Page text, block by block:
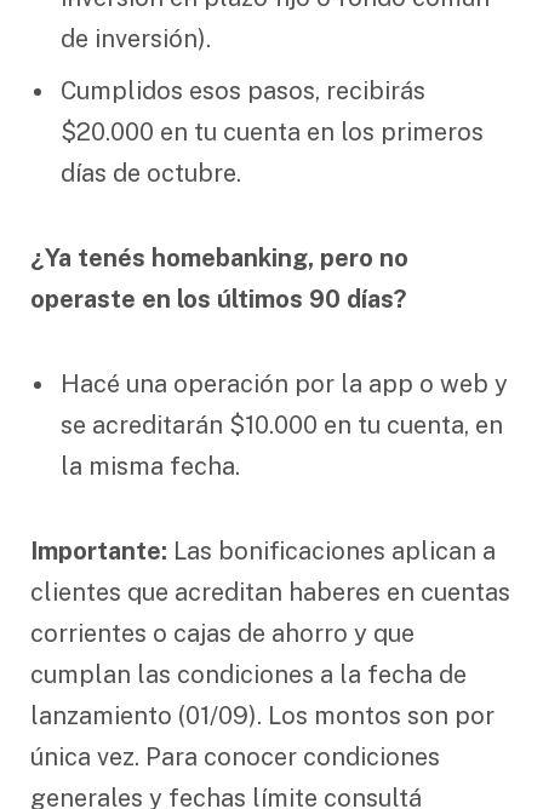
de inversión).
Cumplidos esos pasos, recibirás
$20.000 en tu cuenta en los primeros
días de octubre.
¿Ya tenés homebanking, pero no
operaste en los últimos 90 días?
Hacé una operación por la app o web y
se acreditarán $10.000 en tu cuenta, en
la misma fecha.
Importante: Las bonificaciones aplican a
clientes que acreditan haberes en cuentas
corrientes o cajas de ahorro y que
cumplan las condiciones a la fecha de
lanzamiento (01/09). Los montos son por
única vez. Para conocer condiciones
generales y fechas límite consultá